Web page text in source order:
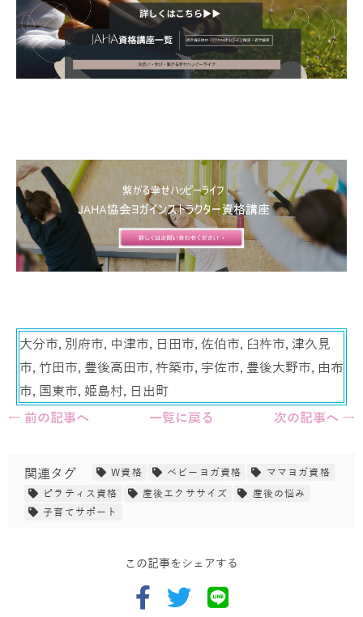
大分市, 別府市, 中津市, 日田市, 佐伯市, 臼杵市, 津久見
市, 竹田市, 豊後高田市, 杵築市, 宇佐市, 豊後大野市, 由布
市, 国東市, 姫島村, 日出町
← 前の記事へ
一覧に戻る 次の記事へ →
関連タグ W資格 ベビーヨガ資格
ママヨガ資格
ピラティス資格
産後エクササイズ
産後の悩み
子育てサポート
この記事をシェアする